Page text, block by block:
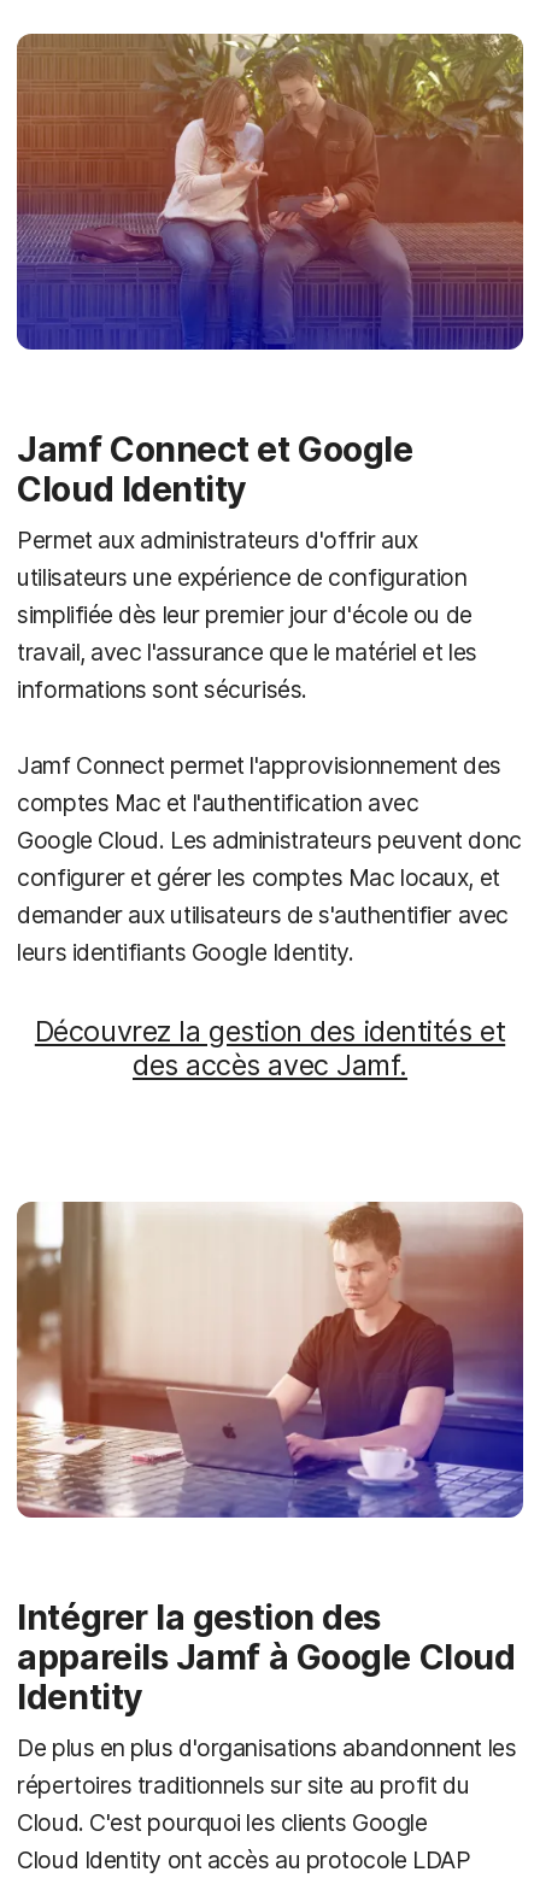
Jamf Connect et Google
Cloud Identity
Permet aux administrateurs d'offrir aux
utilisateurs une expérience de configuration
simplifiée dès leur premier jour d'école ou de
travail, avec l'assurance que le matériel et les
informations sont sécurisés.
Jamf Connect permet l'approvisionnement des
comptes Mac et l'authentification avec
Google Cloud. Les administrateurs peuvent donc
configurer et gérer les comptes Mac locaux, et
demander aux utilisateurs de s'authentifier avec
leurs identifiants Google Identity.
Découvrez la gestion des identités et
des accès avec Jamf.
Intégrer la gestion des
appareils Jamf à Google Cloud
Identity
De plus en plus d'organisations abandonnent les
répertoires traditionnels sur site au profit du
Cloud. C'est pourquoi les clients Google
Cloud Identity ont accès au protocole LDAP